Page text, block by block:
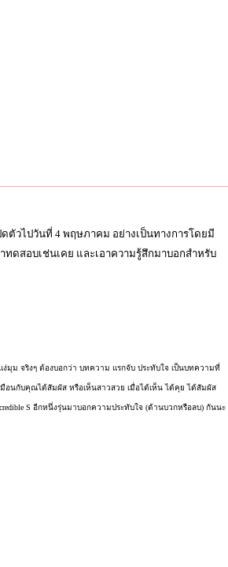
ตัวไปวันที่ 4 พฤษภาคม อย่างเป็นทางการโดยมี
ดสอบเช่นเคย และเอาความรู้สึกมาบอกสำหรับ
มุม จริงๆ ต้องบอกว่า บทความ แรกจับ ประทับใจ เป็นบทความที่
มือนกับคุณได้สัมผัส หรือเห็นสาวสวย เมื่อได้เห็น ได้คุย ได้สัมผัส
S อีกหนึ่งรุ่นมาบอกความประทับใจ (ด้านบวกหรือลบ) กันนะ